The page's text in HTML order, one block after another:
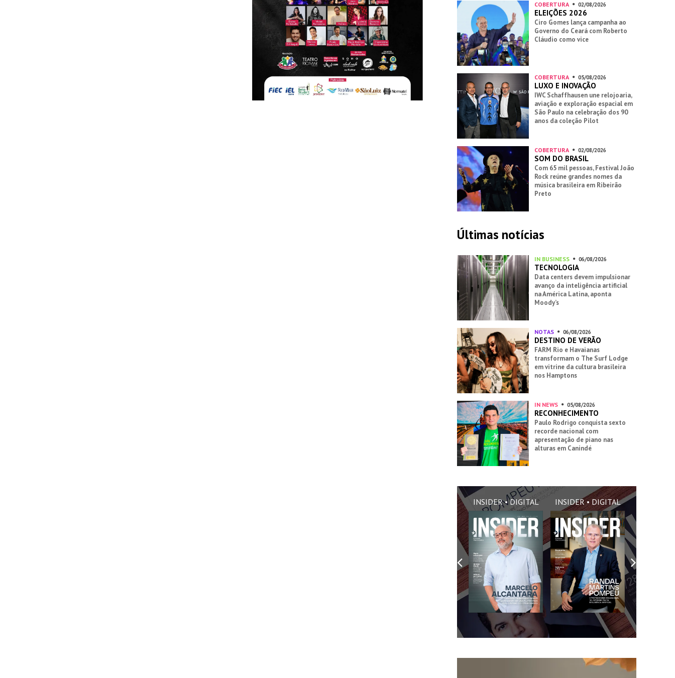
COBERTURA 02/08/2026
ELEIÇÕES 2026
Ciro Gomes lança campanha ao
Governo do Ceará com Roberto
Cláudio como vice
COBERTURA 05/08/2026
LUXO E INOVAÇÃO
IWC Schaffhausen une relojoaria,
aviação e exploração espacial em
São Paulo na celebração dos 90
anos da coleção Pilot
COBERTURA 02/08/2026
SOM DO BRASIL
Com 65 mil pessoas, Festival João
Rock reúne grandes nomes da
música brasileira em Ribeirão
Preto
Últimas notícias
IN BUSINESS 06/08/2026
TECNOLOGIA
Data centers devem impulsionar
avanço da inteligência artificial
na América Latina, aponta
Moody’s
NOTAS 06/08/2026
DESTINO DE VERÃO
FARM Rio e Havaianas
transformam o The Surf Lodge
em vitrine da cultura brasileira
nos Hamptons
IN NEWS 05/08/2026
RECONHECIMENTO
Paulo Rodrigo conquista sexto
recorde nacional com
apresentação de piano nas
alturas em Canindé
INSIDER • DIGITAL INSIDER • DIGITAL